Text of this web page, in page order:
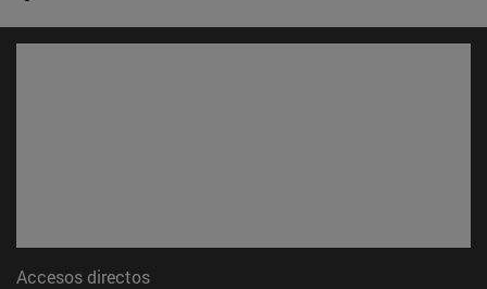
Accesos directos